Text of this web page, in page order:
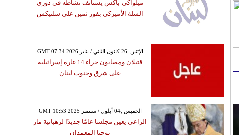
ميلواكي باكس يستأنف نشاطه في دوري
السلة الأميركي بفوز ثمين على سلتيكس
GMT 07:34 2026 الإثنين ,26 كانون الثاني / يناير
قتيلان ومصابون جراء 14 غارة إسرائيلية
على شرق وجنوب لبنان
GMT 10:53 2025 الخميس ,04 أيلول / سبتمبر
الراعي يعين مجلسا عامًا جديدًا لرهبانية مار
يوحنا المعمدان